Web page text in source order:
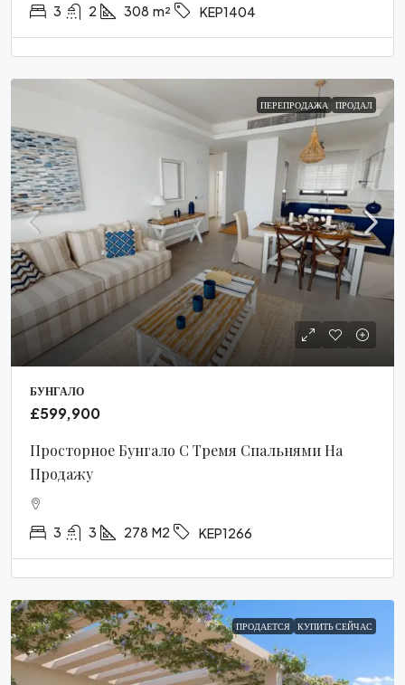
3 2 308 m² KEP1404
ПЕРЕПРОДАЖА ПРОДАЛ
БУНГАЛО
£599,900
Просторное Бунгало С Тремя Спальнями На
Продажу
3 3 278 M2 KEP1266
ПРОДАЕТСЯ КУПИТЬ СЕЙЧАС